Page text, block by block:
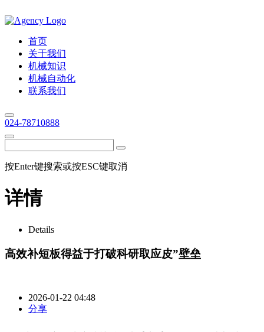
首页
关于我们
机械知识
机械自动化
联系我们
024-78710888
按Enter键搜索或按ESC键取消
详情
Details
高效补短板得益于打破科研取应皮”壁垒
2026-01-22 04:48
分享